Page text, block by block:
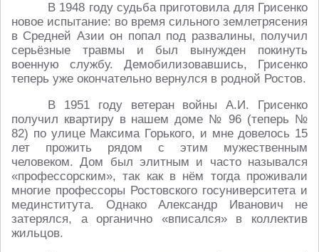
В 1948 году судьба приготовила для Грисенко
новое испытание: во время сильного землетрясения
в Средней Азии он попал под развалины, получил
серьёзные травмы и был вынужден покинуть
военную службу. Демобилизовавшись, Грисенко
теперь уже окончательно вернулся в родной Ростов.
В 1951 году ветеран войны А.И. Грисенко
получил квартиру в нашем доме № 96 (теперь №
82) по улице Максима Горького, и мне довелось 15
лет прожить рядом с этим мужественным
человеком. Дом был элитным и часто назывался
«профессорским», так как в нём тогда проживали
многие профессоры Ростовского госуниверситета и
мединститута. Однако Александр Иванович не
затерялся, а органично «вписался» в коллектив
жильцов.